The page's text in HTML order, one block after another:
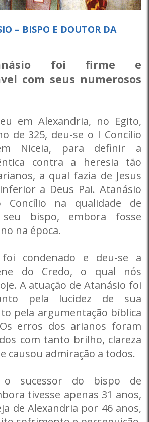
– BISPO E DOUTOR DA
foi firme e
com seus numerosos
em Alexandria, no Egito,
de 325, deu-se o I Concílio
Niceia, para definir a
contra a heresia tão
a qual fazia de Jesus
a Deus Pai. Atanásio
Concílio na qualidade de
bispo, embora fosse
na época.
condenado e deu-se a
do Credo, o qual nós
A atuação de Atanásio foi
pela lucidez de sua
pela argumentação bíblica
erros dos arianos foram
com tanto brilho, clareza
causou admiração a todos.
o sucessor do bispo de
tivesse apenas 31 anos,
de Alexandria por 46 anos,